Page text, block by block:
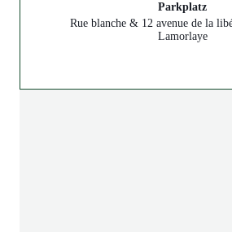
Parkplatz
Rue blanche & 12 avenue de la
Lamorlaye